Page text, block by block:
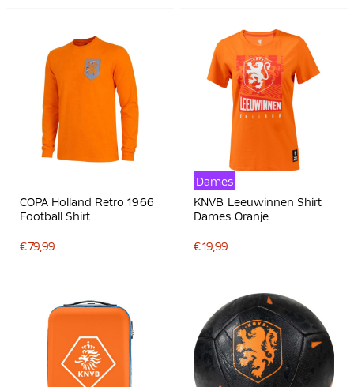
COPA Holland Retro 1966
Football Shirt
€ 79,99
Dames
KNVB Leeuwinnen Shirt
Dames Oranje
€ 19,99